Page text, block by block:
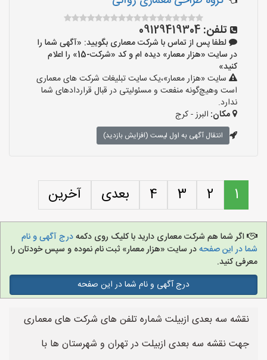
تلفن: 09129419304
لطفا پس از تماس با شرکت معماری بگویید: «آگهی شما را
در سایت «هزار معمار» دیده ام و کد «شرکت-15» را اعلام
کنید»
سایت «هزار معمار»،یک سایت تبلیغات شرکت های معماری
است وهیچ‌گونه منفعت و مسئولیتی در قبال قراردادهای شما
ندارد.
مکان: البرز - کرج
انتقال آگهی به اول لیست (افزایش بازدید)
1
2
3
4 بعدی آخرین
اگر شما هم شرکت معماری دارید با کلیک روی دکمهدرج آگهی و نام
شما در این صفحهدر سایت «هزار معمار» ثبت نام نموده و سپس خودتان را
معرفی کنید.
درج آگهی و نام شما در این صفحه
نقشه سه بعدی ازبیلت شماره تلفن های شرکت های معماری
جهت نقشه سه بعدی ازبیلت در تهران و شهرستان ها با